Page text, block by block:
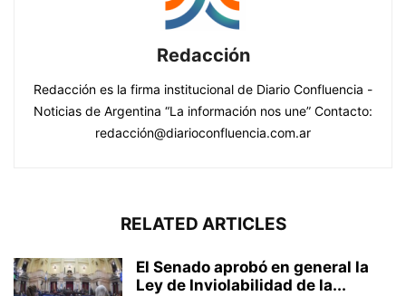
Redacción
Redacción es la firma institucional de Diario Confluencia -
Noticias de Argentina “La información nos une” Contacto:
redacción@diarioconfluencia.com.ar
RELATED ARTICLES
El Senado aprobó en general la
Ley de Inviolabilidad de la...